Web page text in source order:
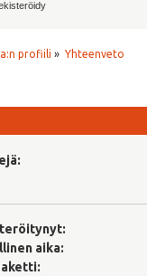
profiili » Yhteenveto
aika: